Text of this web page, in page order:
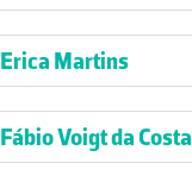
Erica Martins
Fábio Voigt da Costa